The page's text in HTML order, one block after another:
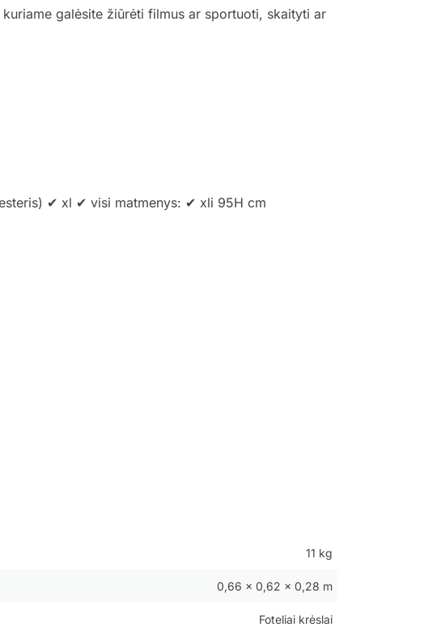
galėsite žiūrėti filmus ar sportuoti, skaityti ar
✔ xl ✔ visi matmenys: ✔ xli 95H cm
11 kg
0,66 × 0,62 × 0,28 m
Foteliai krėslai